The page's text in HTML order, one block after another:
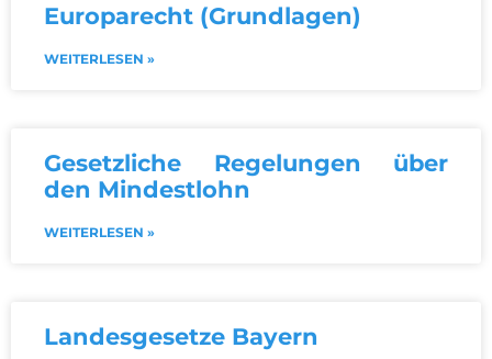
Europarecht (Grundlagen)
WEITERLESEN »
Gesetzliche Regelungen über
den Mindestlohn
WEITERLESEN »
Landesgesetze Bayern